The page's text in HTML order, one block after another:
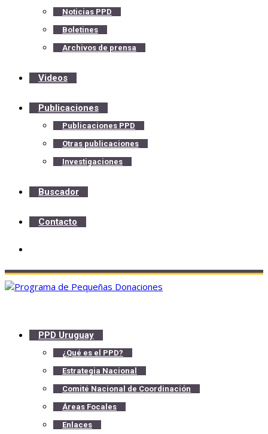
Noticias PPD
Boletines
Archivos de prensa
Videos
Publicaciones
Publicaciones PPD
Otras publicaciones
Investigaciones
Buscador
Contacto
PPD Uruguay
¿Qué es el PPD?
Estrategia Nacional
Comité Nacional de Coordinación
Áreas Focales
Enlaces